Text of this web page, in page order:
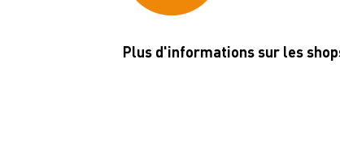
Plus d'informations sur les